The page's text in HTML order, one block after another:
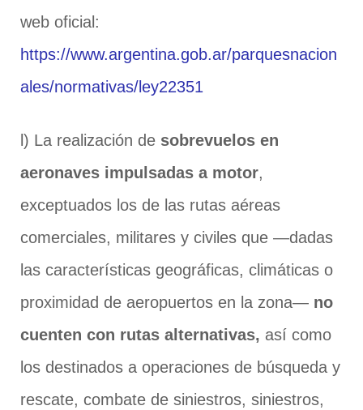
web oficial:
https://www.argentina.gob.ar/parquesnacion
ales/normativas/ley22351
l) La realización de sobrevuelos en
aeronaves impulsadas a motor,
exceptuados los de las rutas aéreas
comerciales, militares y civiles que —dadas
las características geográficas, climáticas o
proximidad de aeropuertos en la zona— no
cuenten con rutas alternativas, así como
los destinados a operaciones de búsqueda y
rescate, combate de siniestros, siniestros,